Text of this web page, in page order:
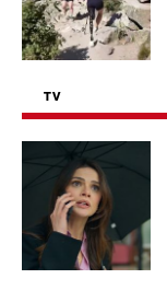
TV